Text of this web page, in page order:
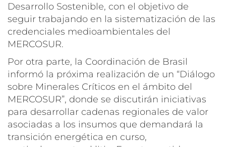
Desarrollo Sostenible, con el objetivo de
seguir trabajando en la sistematización de las
credenciales medioambientales del
MERCOSUR.
Por otra parte, la Coordinación de Brasil
informó la próxima realización de un “Diálogo
sobre Minerales Críticos en el ámbito del
MERCOSUR”, donde se discutirán iniciativas
para desarrollar cadenas regionales de valor
asociadas a los insumos que demandará la
transición energética en curso,